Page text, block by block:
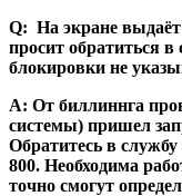
Q: На экране
просит обратиться
блокировки не
А: От биллиннга
системы) пришел
Обратитесь в
800. Необходима
точно смогут